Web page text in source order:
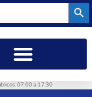
07:00 a 17:30